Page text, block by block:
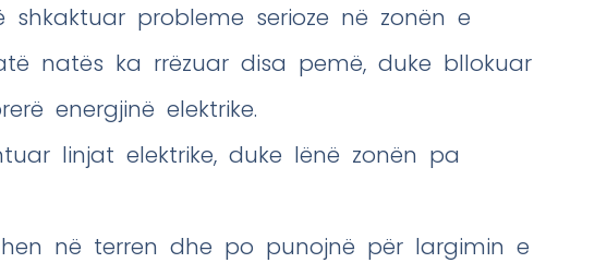
probleme serioze në zonën e
natës ka rrëzuar disa pemë, duke bllokuar
energjinë elektrike.
linjat elektrike, duke lënë zonën pa
në terren dhe po punojnë për largimin e